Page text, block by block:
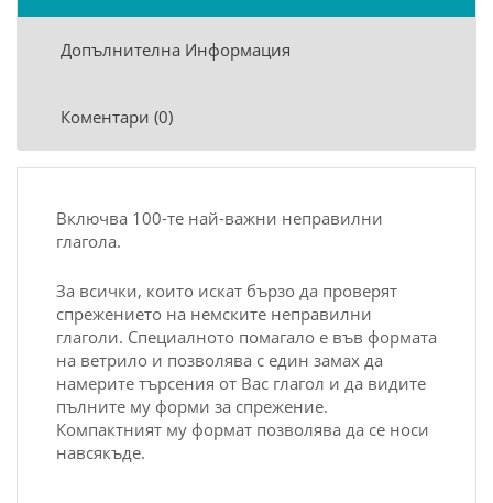
Допълнителна Информация
Коментари (0)
Включва 100-те най-важни неправилни
глагола.
За всички, които искат бързо да проверят
спрежението на немските неправилни
глаголи. Специалното помагало е във формата
на ветрило и позволява с един замах да
намерите търсения от Вас глагол и да видите
пълните му форми за спрежение.
Компактният му формат позволява да се носи
навсякъде.